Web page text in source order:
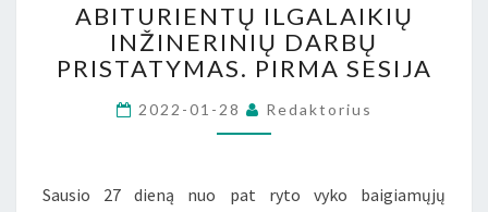
ILGALAIKIŲ
INŽINERINIŲ
DARBŲ
PIRMA
SESIJA
ABITURIENTŲ ILGALAIKIŲ
INŽINERINIŲ DARBŲ
PRISTATYMAS. PIRMA SESIJA
2022-01-28 Redaktorius
Sausio 27 dieną nuo pat ryto vyko baigiamųjų